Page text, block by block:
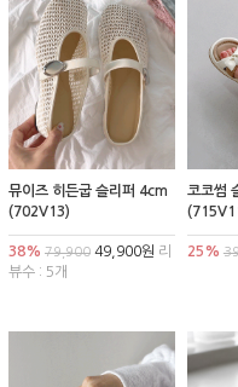
뮤이즈 히든굽 슬리퍼 4cm
(702V13)
38% 79,900 49,900원 리
뷰수 : 5개
코코썸
25%